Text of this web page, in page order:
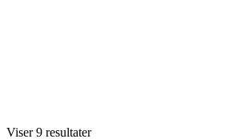
Viser 9 resultater